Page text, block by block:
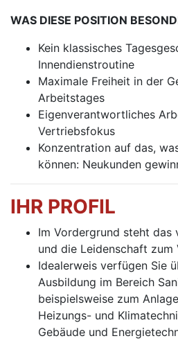
WAS DIESE POSITION
Kein klassisches
Innendienstroutine
Maximale Freiheit in der
Arbeitstages
Eigenverantwortliches
Vertriebsfokus
Konzentration auf das,
können: Neukunden
IHR PROFIL
Im Vordergrund steht das
und die Leidenschaft zum
Idealerweis verfügen Sie
Ausbildung im Bereich
beispielsweise zum
Heizungs- und
Gebäude und